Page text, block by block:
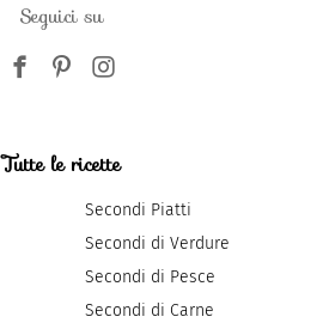
Seguici su
Tutte le ricette
Secondi Piatti
Secondi di Verdure
Secondi di Pesce
Secondi di Carne